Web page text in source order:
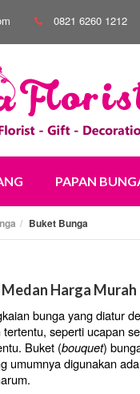
0821 6260 1212
PAPAN
Buket Bunga
Harga
bunga yang diatur
seperti ucapan
Buket (bouquet)
umumnya digunakan